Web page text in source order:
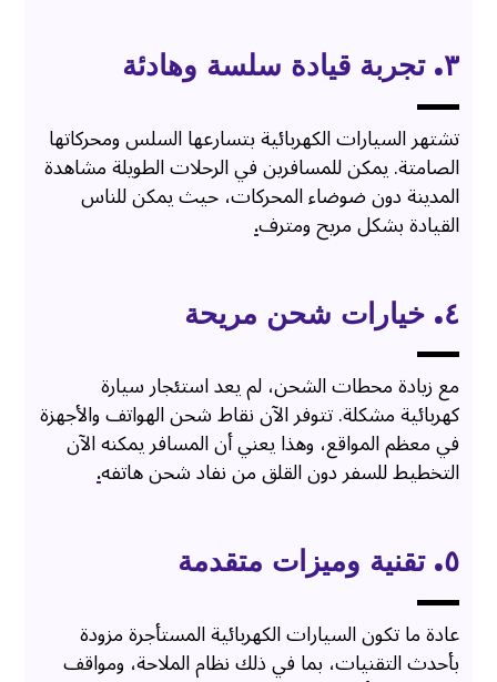
٣. تجربة قيادة سلسة وهادئة
تشتهر السيارات الكهربائية بتسارعها السلس ومحركاتها
الصامتة. يمكن للمسافرين في الرحلات الطويلة مشاهدة
المدينة دون ضوضاء المحركات، حيث يمكن للناس
القيادة بشكل مريح ومترف.
٤. خيارات شحن مريحة
مع زيادة محطات الشحن، لم يعد استئجار سيارة
كهربائية مشكلة. تتوفر الآن نقاط شحن الهواتف والأجهزة
في معظم المواقع، وهذا يعني أن المسافر يمكنه الآن
التخطيط للسفر دون القلق من نفاد شحن هاتفه.
٥. تقنية وميزات متقدمة
عادة ما تكون السيارات الكهربائية المستأجرة مزودة
بأحدث التقنيات، بما في ذلك نظام الملاحة، ومواقف